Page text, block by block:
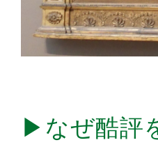
▶なぜ酷評